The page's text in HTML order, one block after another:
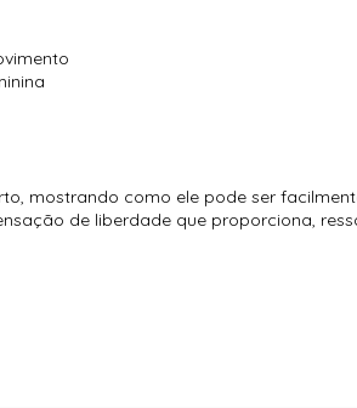
mostrando como ele pode ser
de liberdade que proporciona,